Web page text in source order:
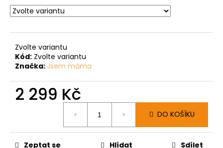
Zvolte variantu
Kód: Zvolte variantu
Značka: Jsem máma
2 299 Kč
DO KOŠÍKU
Zeptat se Hlídat Sdílet